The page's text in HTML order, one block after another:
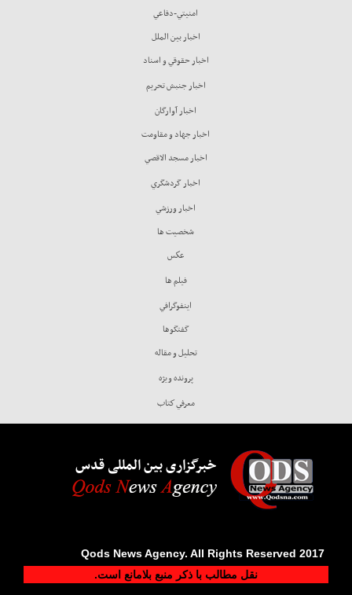
امنيتي-دفاعي
اخبار بين الملل
اخبار حقوقي و اسناد
اخبار جنبش تحريم
اخبار آوارگان
اخبار جهاد و مقاومت
اخبار مسجد الاقصي
اخبار گردشگري
اخبار ورزشي
شخصيت ها
عكس
فيلم ها
اينفوگرافي
گفتگوها
تحليل و مقاله
پرونده ويژه
معرفي كتاب
خبرگزاری بین المللی قدس
2017 Qods News Agency. All Rights Reserved
نقل مطالب با ذکر منبع بلامانع است.